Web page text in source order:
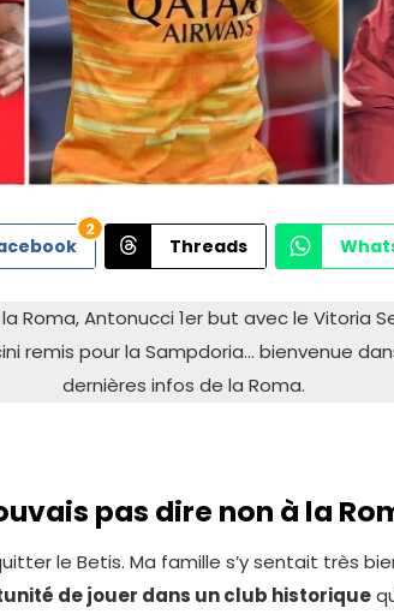
2
Threads
Roma, Antonucci 1er but avec le Vitoria
remis pour la Sampdoria… bienvenue
dernières infos de la Roma.
pas dire non à la
le Betis. Ma famille s’y sentait très
de jouer dans un club historique